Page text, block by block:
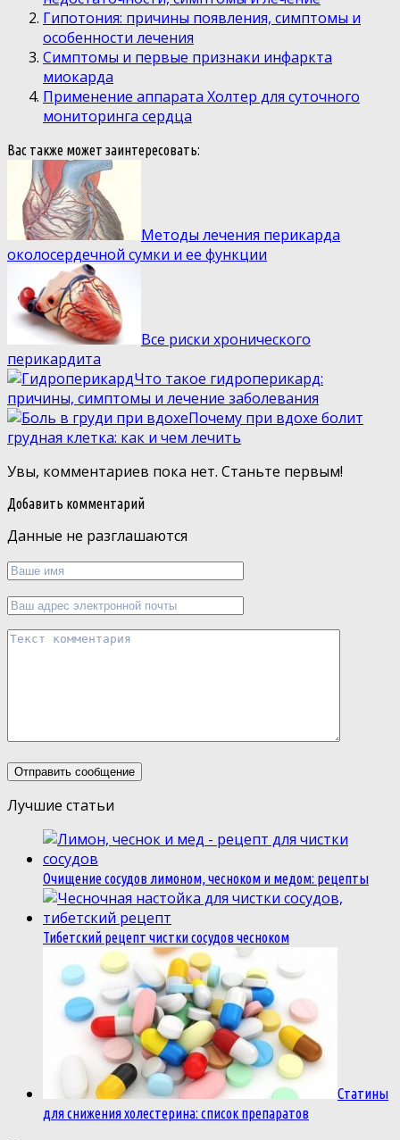
Гипотония: причины появления, симптомы и
особенности лечения
Симптомы и первые признаки инфаркта
миокарда
Применение аппарата Холтер для суточного
мониторинга сердца
Вас также может заинтересовать:
Методы лечения перикарда
околосердечной сумки и ее функции
Все риски хронического
перикардита
Что такое гидроперикард:
причины, симптомы и лечение заболевания
Почему при вдохе болит
грудная клетка: как и чем лечить
Увы, комментариев пока нет. Станьте первым!
Добавить комментарий
Данные не разглашаются
Лучшие статьи
Очищение сосудов лимоном, чесноком и медом: рецепты
Тибетский рецепт чистки сосудов чесноком
Статины
для снижения холестерина: список препаратов